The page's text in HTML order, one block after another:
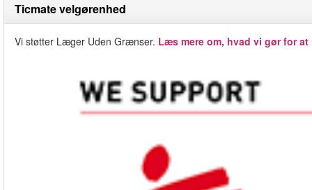
Ticmate velgørenhed
Vi støtter Læger Uden Grænser. Læs mere om, hvad vi gør for